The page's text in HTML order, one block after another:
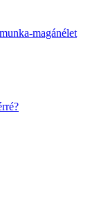
magánélet